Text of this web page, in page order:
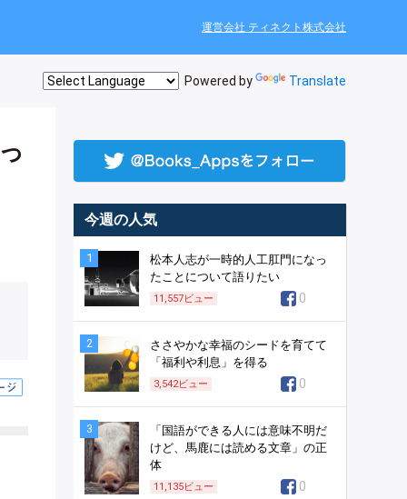
運営会社 ティネクト株式会社
Powered by Translate
今週の人気
1
松本人志が一時的人工肛門になっ
たことについて語りたい
11,557ビュー 0
2
ささやかな幸福のシードを育てて
「福利や利息」を得る
3,542ビュー 0
3
「国語ができる人には意味不明だ
けど、馬鹿には読める文章」の正
体
11,135ビュー 0